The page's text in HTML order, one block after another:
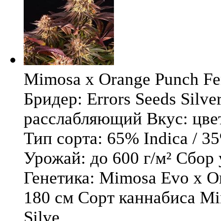
Mimosa x Orange Punch
Бридер: Errors Seeds
расслабляющий Вкус:
Тип сорта: 65% Indica /
Урожай: до 600 г/м² Сбор
Генетика: Mimosa Evo x
180 см Сорт каннабиса